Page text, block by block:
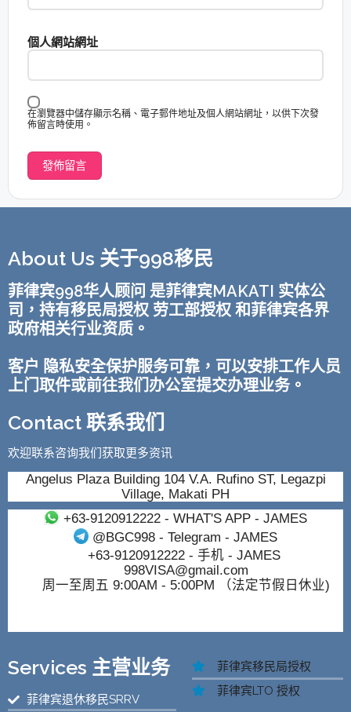
個人網站網址
在瀏覽器中儲存顯示名稱、電子郵件地址及個人網站網址，以供下次發
佈留言時使用。
About Us 关于998移民
菲律宾998华人顾问 是菲律宾MAKATI 实体公
司，持有移民局授权 劳工部授权 和菲律宾各界
政府相关行业资质。
客户 隐私安全保护服务可靠，可以安排工作人员
上门取件或前往我们办公室提交办理业务。
Contact 联系我们
欢迎联系咨询我们获取更多资讯
Angelus Plaza Building 104 V.A. Rufino ST, Legazpi
Village, Makati PH
+63-9120912222- WHAT'S APP - JAMES
@BGC998 - Telegram - JAMES
+63-9120912222- 手机 - JAMES
998VISA@gmail.com
周一至周五 9:00AM - 5:00PM （法定节假日休业)
Services 主营业务
菲律宾退休移民SRRV
菲律宾移民局授权
菲律宾LTO 授权